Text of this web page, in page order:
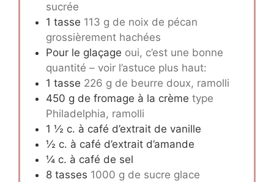
sucrée
1 tasse 113 g de noix de pécan
grossièrement hachées
Pour le glaçage oui, c’est une bonne
quantité – voir l’astuce plus haut:
1 tasse 226 g de beurre doux, ramolli
450 g de fromage à la crème type
Philadelphia, ramolli
1 ½ c. à café d’extrait de vanille
½ c. à café d’extrait d’amande
¼ c. à café de sel
8 tasses 1000 g de sucre glace